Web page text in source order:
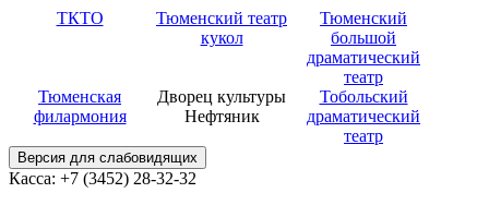
ТКТО
Тюменский театр
кукол
Тюменский
большой
драматический
театр
Тюменская
филармония
Дворец культуры
Нефтяник
Тобольский
драматический
театр
Версия для слабовидящих
Касса: +7 (3452) 28-32-32